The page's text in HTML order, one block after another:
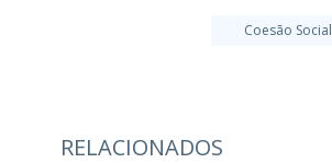
Coesão Social
RELACIONADOS